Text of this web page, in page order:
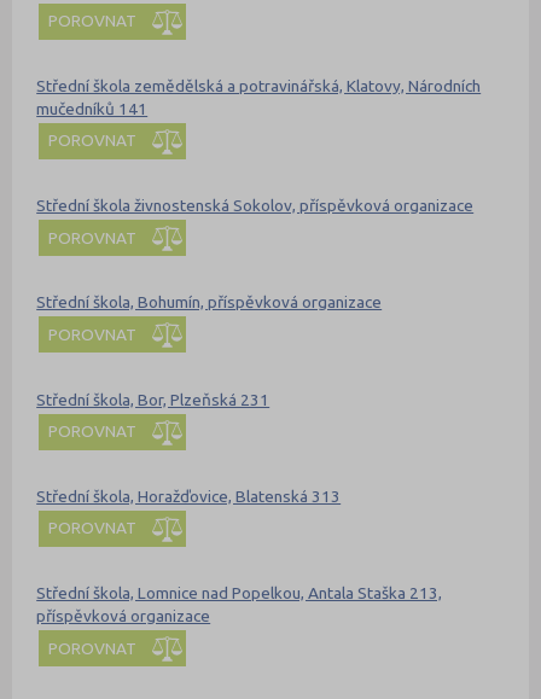
POROVNAT
Střední škola zemědělská a potravinářská, Klatovy, Národních
mučedníků 141
POROVNAT
Střední škola živnostenská Sokolov, příspěvková organizace
POROVNAT
Střední škola, Bohumín, příspěvková organizace
POROVNAT
Střední škola, Bor, Plzeňská 231
POROVNAT
Střední škola, Horažďovice, Blatenská 313
POROVNAT
Střední škola, Lomnice nad Popelkou, Antala Staška 213,
příspěvková organizace
POROVNAT